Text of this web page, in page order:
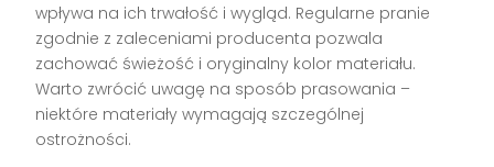
wpływa na ich trwałość i wygląd. Regularne pranie
zgodnie z zaleceniami producenta pozwala
zachować świeżość i oryginalny kolor materiału.
Warto zwrócić uwagę na sposób prasowania –
niektóre materiały wymagają szczególnej
ostrożności.